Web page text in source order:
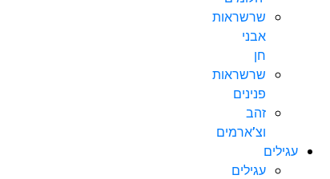
שרשראות
אבני
חן
שרשראות
פנינים
זהב
וצ’ארמים
עגילים
עגילים